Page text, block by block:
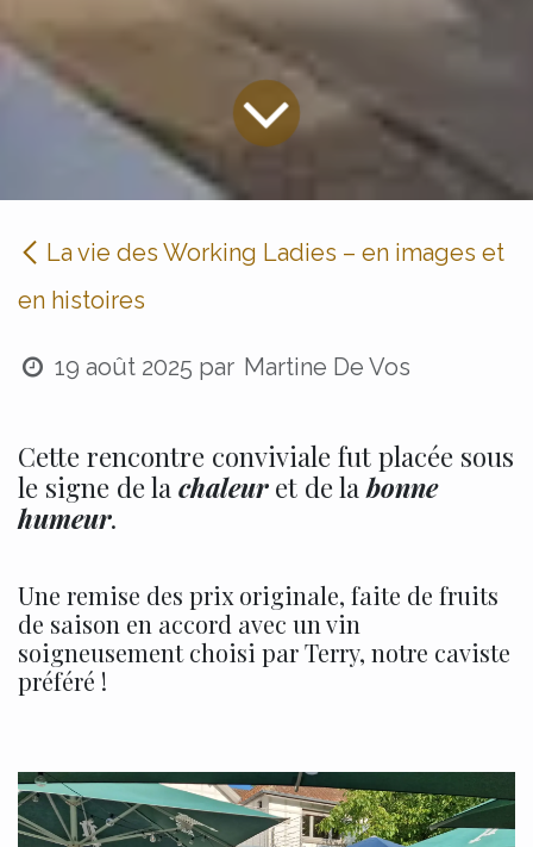
La vie des Working Ladies – en images et
en histoires
19 août 2025 par Martine De Vos
Cette rencontre conviviale fut placée sous
le signe de la chaleur et de labonne
humeur.
Une remise des prix originale, faite de fruits
de saison en accord avec un vin
soigneusement choisi par Terry, notre caviste
préféré !